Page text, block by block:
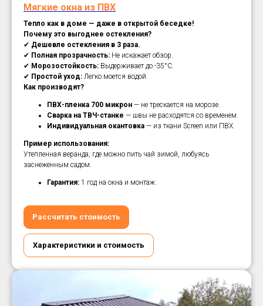
Мягкие окна из ПВХ
Тепло как в доме — даже в открытой беседке!
Почему это выгоднее остекления?
✔ Дешевле остекления в 3 раза.
✔ Полная прозрачность: Не искажает обзор.
✔ Морозостойкость: Выдерживает до -35°C.
✔ Простой уход: Легко моется водой.
Как производят?
ПВХ-пленка 700 микрон — не трескается на морозе.
Сварка на ТВЧ-станке — швы не расходятся со временем.
Индивидуальная окантовка — из ткани Screen или ПВХ.
Пример использования:
Утепленная веранда, где можно пить чай зимой, любуясь
заснеженным садом.
Гарантия: 1 год на окна и монтаж.
Рассчитать стоимость
Характеристики и стоимость